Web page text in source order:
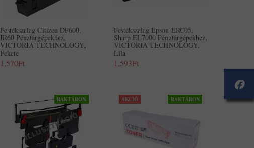
Festékszalag Citizen DP600,
IR60 Pénztárgépekhez,
VICTORIA TECHNOLOGY,
Fekete
1,570Ft
Festékszalag Epson ERC05,
Sharp EL7000 Pénztárgépekhez,
VICTORIA TECHNOLOGY,
Lila
1,593Ft
RAKTÁRON AKCIÓ RAKTÁRON